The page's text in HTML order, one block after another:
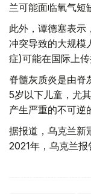
兰可能面临氧气短
此外，谭德塞表示
冲突导致的大规模
症)可能在国际上传
脊髓灰质炎是由脊
5岁以下儿童，尤
产生严重的不可逆
据报道，乌克兰新
2021年，乌克兰报